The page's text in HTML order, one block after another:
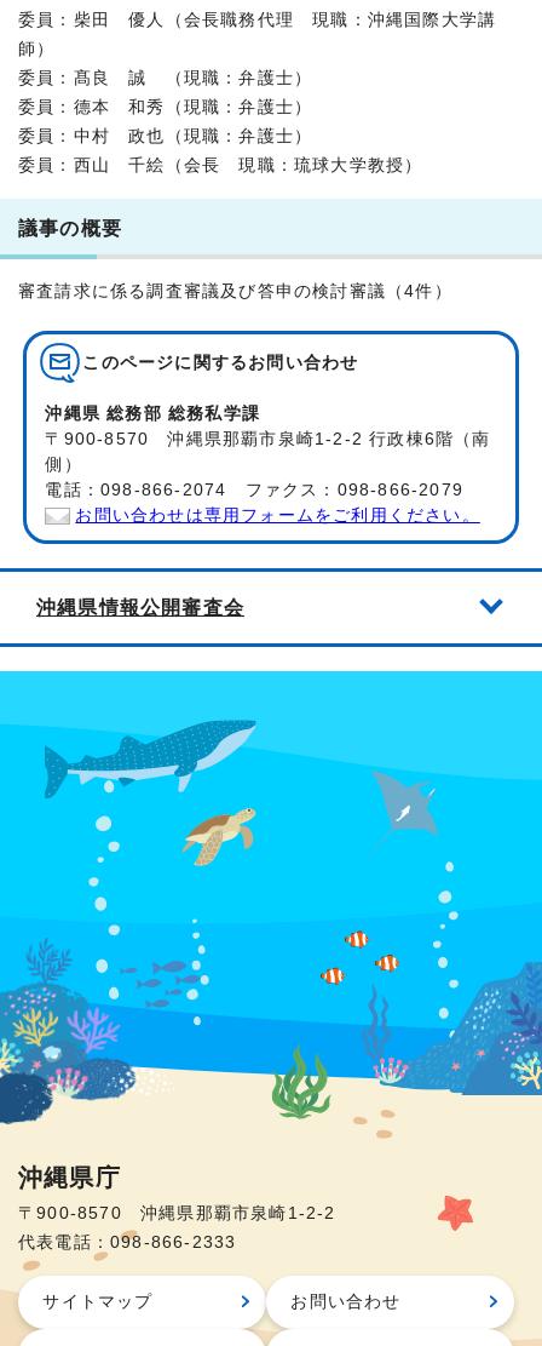
委員：柴田 優人（会長職務代理 現職：沖縄国際大学講
師）
委員：髙良 誠 （現職：弁護士）
委員：德本 和秀（現職：弁護士）
委員：中村 政也（現職：弁護士）
委員：西山 千絵（会長 現職：琉球大学教授）
議事の概要
審査請求に係る調査審議及び答申の検討審議（4件）
このページに関する お問い合わせ
沖縄県 総務部 総務私学課
〒900-8570 沖縄県那覇市泉崎1-2-2 行政棟6階（南
側）
電話：098-866-2074 ファクス：098-866-2079
お問い合わせは専用フォームをご利用ください。
沖縄県情報公開審査会
沖縄県庁
〒900-8570 沖縄県那覇市泉崎1-2-2
代表電話：098-866-2333
サイトマップ お問い合わせ